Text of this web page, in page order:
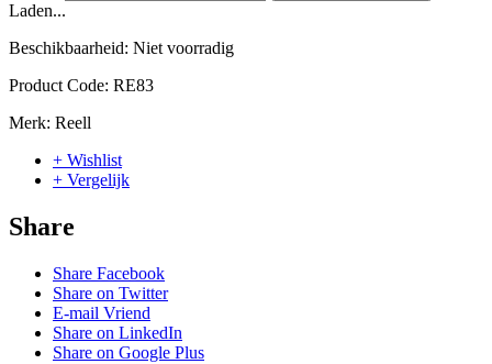
Laden...
Beschikbaarheid: Niet voorradig
Product Code: RE83
Merk: Reell
+ Wishlist
+ Vergelijk
Share
Share Facebook
Share on Twitter
E-mail Vriend
Share on LinkedIn
Share on Google Plus